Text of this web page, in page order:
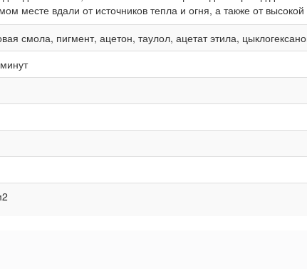
месте вдали от источников тепла и огня, а также от
смола, пигмент, ацетон, таулол, ацетат этила,